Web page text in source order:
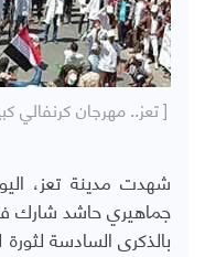
شهدت مدينة تعز،
جماهيري حاشد شارك
بالذكرى السادسة لثورة 11 فبراير الشعبية.